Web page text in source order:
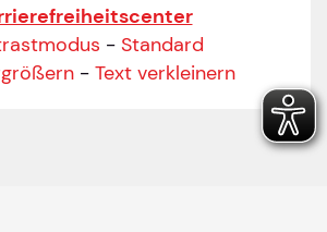
- Standard
- Text verkleinern